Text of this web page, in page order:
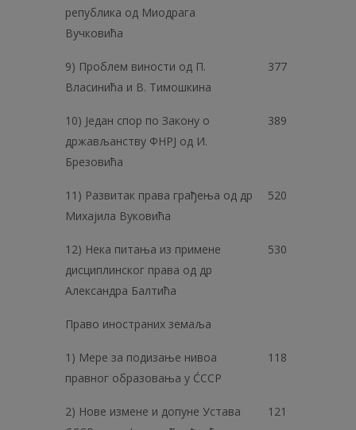
република од Миодрага
Вучковића
9) Проблем виности од П.
Власинића и В. Тимошкина
377
10) Један спор по Закону о
држављанству ФНРЈ од И.
Брезовића
389
11) Развитак права грађења од др
Михајила Вуковића
520
12) Нека питања из примене
дисциплинског права од др
Александра Балтића
530
Право иностраних земаља
1) Мере за подизање нивоа
правног образовања у ĆCCP
118
2) Нове измене и допуне Устава
121